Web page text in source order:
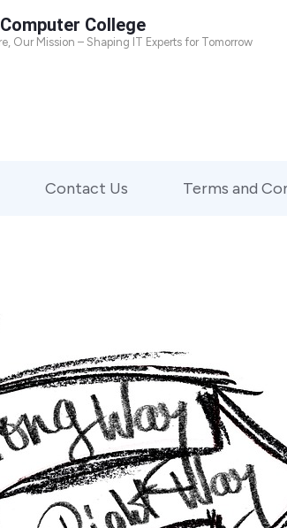
College
Our Mission – Shaping IT Experts for Tomorrow
Contact Us Terms and